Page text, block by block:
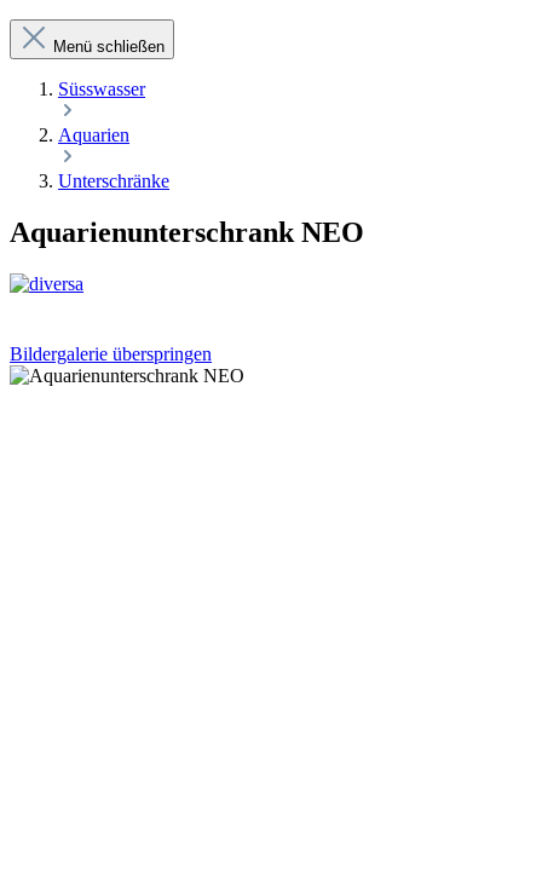
Menü schließen
Süsswasser
Aquarien
Unterschränke
Aquarienunterschrank NEO
Bildergalerie überspringen